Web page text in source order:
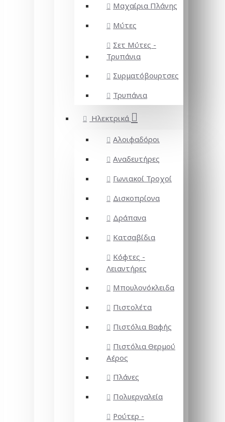
Μαχαίρια Πλάνης
Μύτες
Σετ Μύτες -
Τρυπάνια
Συρματόβουρτσες
Τρυπάνια
Ηλεκτρικά
Αλοιφαδόροι
Αναδευτήρες
Γωνιακοί Τροχοί
Δισκοπρίονα
Δράπανα
Κατσαβίδια
Κόφτες -
Λειαντήρες
Μπουλονόκλειδα
Πιστολέτα
Πιστόλια Βαφής
Πιστόλια Θερμού
Αέρος
Πλάνες
Πολυεργαλεία
Ρούτερ -